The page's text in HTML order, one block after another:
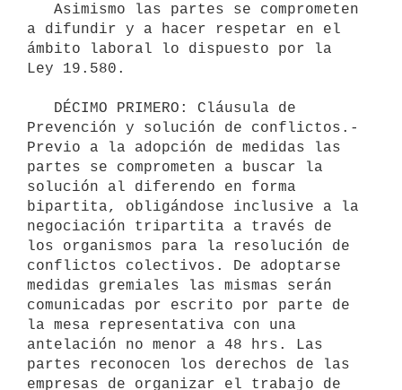
a difundir y a hacer respetar en el
ámbito laboral lo dispuesto por la
Ley 19.580.
Prevención y solución de conflictos.-
Previo a la adopción de medidas las
partes se comprometen a buscar la
solución al diferendo en forma
bipartita, obligándose inclusive a la
negociación tripartita a través de
los organismos para la resolución de
conflictos colectivos. De adoptarse
medidas gremiales las mismas serán
comunicadas por escrito por parte de
la mesa representativa con una
antelación no menor a 48 hrs. Las
partes reconocen los derechos de las
empresas de organizar el trabajo de